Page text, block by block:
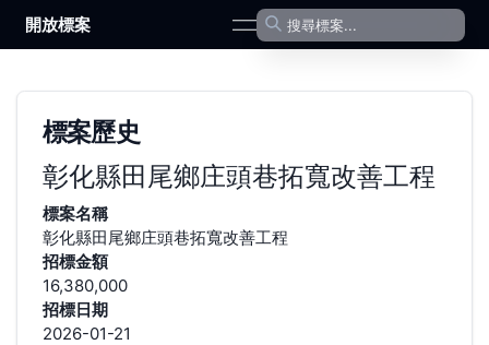
開放標案 open navigation menu
標案歷史
彰化縣田尾鄉庄頭巷拓寬改善工程
標案名稱
彰化縣田尾鄉庄頭巷拓寬改善工程
招標金額
16,380,000
招標日期
2026-01-21